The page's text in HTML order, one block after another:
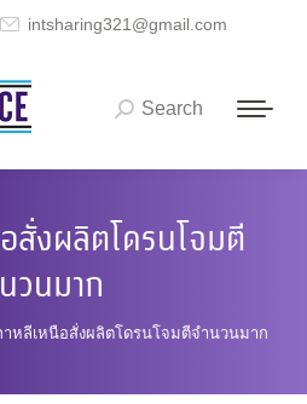
intsharing321@gmail.com
Search:
Search
สั่งผลิตโดรนโจมตี
วนมาก
าหลีเหนือสั่งผลิตโดรนโจมตีจำนวนมาก